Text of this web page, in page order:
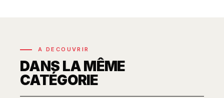
A DECOUVRIR
DANS LA MÊME
CATÉGORIE